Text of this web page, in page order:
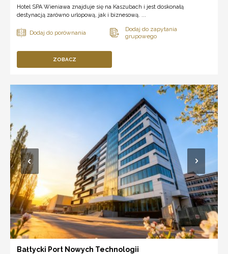
Hotel SPA Wieniawa znajduje się na Kaszubach i jest doskonałą
destynacją zarówno urlopową, jak i biznesową. ...
ZOBACZ
Bałtycki Port Nowych Technologii